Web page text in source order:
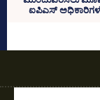
ಐಪಿಎಸ್‌